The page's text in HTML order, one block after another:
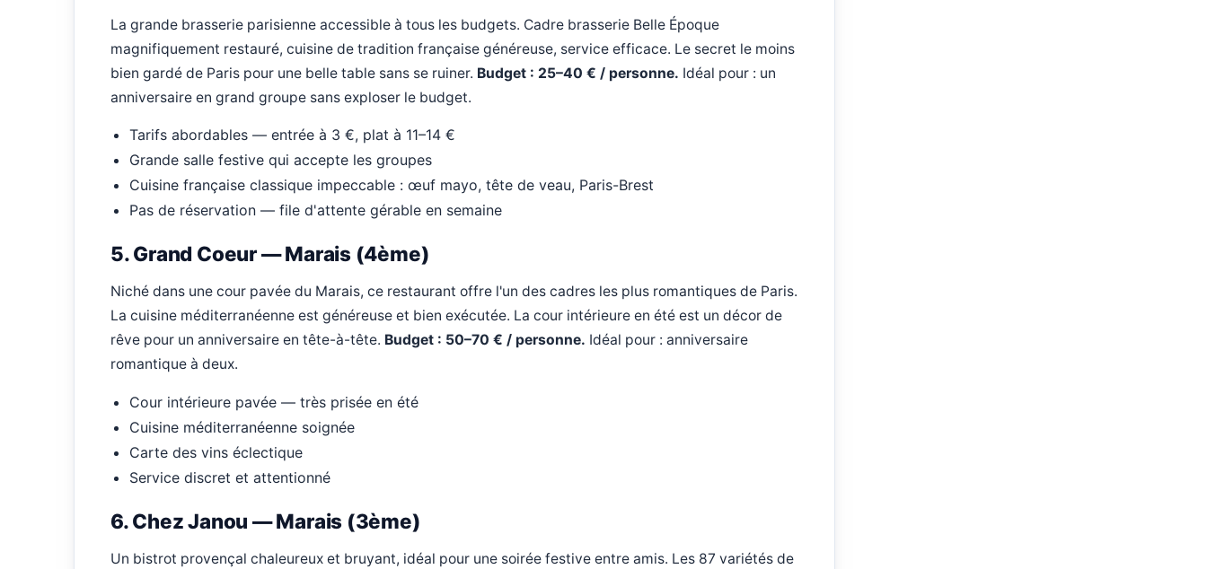
La grande brasserie parisienne accessible à tous les budgets. Cadre brasserie Belle Époque
magnifiquement restauré, cuisine de tradition française généreuse, service efficace. Le secret le moins
bien gardé de Paris pour une belle table sans se ruiner. Budget : 25–40 € / personne. Idéal pour : un
anniversaire en grand groupe sans exploser le budget.
Tarifs abordables — entrée à 3 €, plat à 11–14 €
Grande salle festive qui accepte les groupes
Cuisine française classique impeccable : œuf mayo, tête de veau, Paris-Brest
Pas de réservation — file d'attente gérable en semaine
5. Grand Coeur — Marais (4ème)
Niché dans une cour pavée du Marais, ce restaurant offre l'un des cadres les plus romantiques de Paris.
La cuisine méditerranéenne est généreuse et bien exécutée. La cour intérieure en été est un décor de
rêve pour un anniversaire en tête-à-tête. Budget : 50–70 € / personne. Idéal pour : anniversaire
romantique à deux.
Cour intérieure pavée — très prisée en été
Cuisine méditerranéenne soignée
Carte des vins éclectique
Service discret et attentionné
6. Chez Janou — Marais (3ème)
Un bistrot provençal chaleureux et bruyant, idéal pour une soirée festive entre amis. Les 87 variétés de